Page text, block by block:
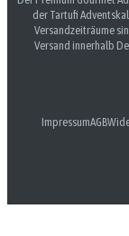
der Tartufi
Versandzeiträume
Versand innerhalb
ImpressumAGB